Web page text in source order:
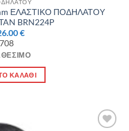
ΕΛΑΣΤΙΚΟ ΠΟΔΗΛΑΤΟΥ
BRN224P
€.
€Η
είναι:
ΚΑΛΆΘΙ